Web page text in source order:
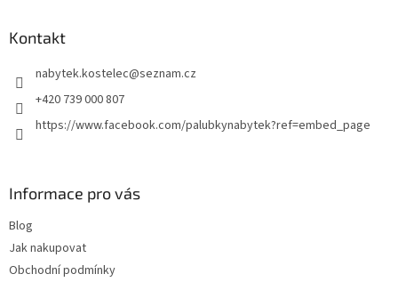
Kontakt
nabytek.kostelec@seznam.cz
+420 739 000 807
https://www.facebook.com/palubkynabytek?ref=embed_page
Informace pro vás
Blog
Jak nakupovat
Obchodní podmínky